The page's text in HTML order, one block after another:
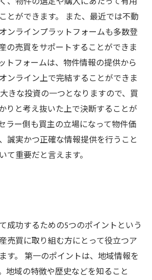
とができます。 また、最近では不動
ンラインプラットフォームも多数登
の売買をサポートすることができま
トフォームは、物件情報の提供から
ンライン上で完結することができま
きな投資の一つとなりますので、買
りと考え抜いた上で決断することが
ラー側も買主の立場になって物件価
誠実かつ正確な情報提供を行うこと
て重要だと言えます。
成功するための5つのポイントという
売買に取り組む方にとって役立つア
す。 第一のポイントは、地域情報を
地域の特徴や歴史などを知ること